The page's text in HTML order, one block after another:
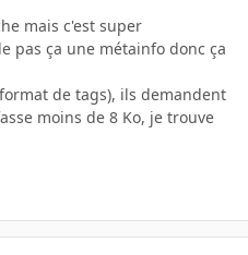
mais c'est super
pas ça une métainfo donc ça
de tags), ils demandent
moins de 8 Ko, je trouve